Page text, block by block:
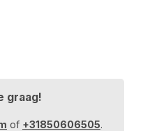
graag!
of +31850606505.